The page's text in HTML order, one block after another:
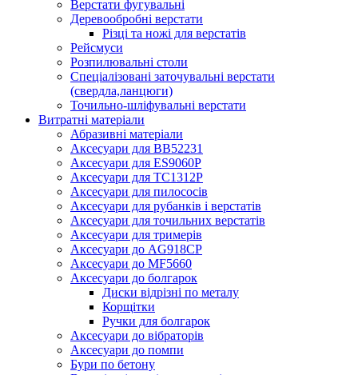
Верстати фугувальні
Деревообробні верстати
Різці та ножі для верстатів
Рейсмуси
Розпилювальні столи
Спеціалізовані заточувальні верстати
(свердла,ланцюги)
Точильно-шліфувальні верстати
Витратні матеріали
Абразивні матеріали
Аксесуари для BB52231
Аксесуари для ES9060P
Аксесуари для TC1312P
Аксесуари для пилососів
Аксесуари для рубанків і верстатів
Аксесуари для точильних верстатів
Аксесуари для тримерів
Аксесуари до AG918CP
Аксесуари до MF5660
Аксесуари до болгарок
Диски відрізні по металу
Корщітки
Ручки для болгарок
Аксесуари до вібраторів
Аксесуари до помпи
Бури по бетону